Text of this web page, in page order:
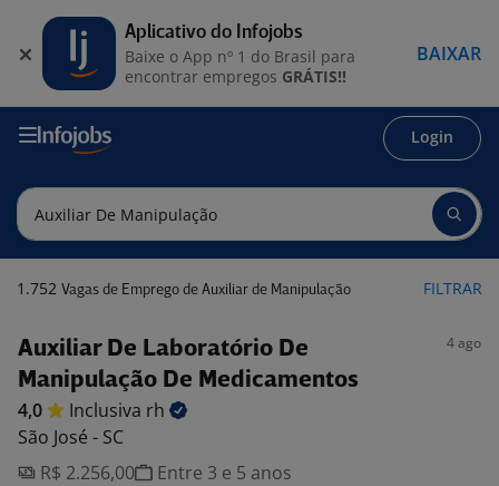
Login
1.752 Vagas de Emprego de Auxiliar de Manipulação FILTRAR
Auxiliar De Laboratório De
Manipulação De Medicamentos
4 ago
4,0 Inclusiva rh
São José - SC
R$ 2.256,00
Entre 3 e 5 anos
Aplicativo do Infojobs
Baixe o App nº 1 do Brasil para
encontrar empregos GRÁTIS!!
BAIXAR